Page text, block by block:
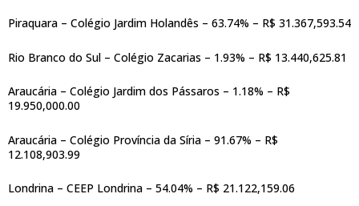
Piraquara – Colégio Jardim Holandês – 63.74% – R$ 31.367,593.54
Rio Branco do Sul – Colégio Zacarias – 1.93% – R$ 13.440,625.81
Araucária – Colégio Jardim dos Pássaros – 1.18% – R$
19.950,000.00
Araucária – Colégio Província da Síria – 91.67% – R$
12.108,903.99
Londrina – CEEP Londrina – 54.04% – R$ 21.122,159.06